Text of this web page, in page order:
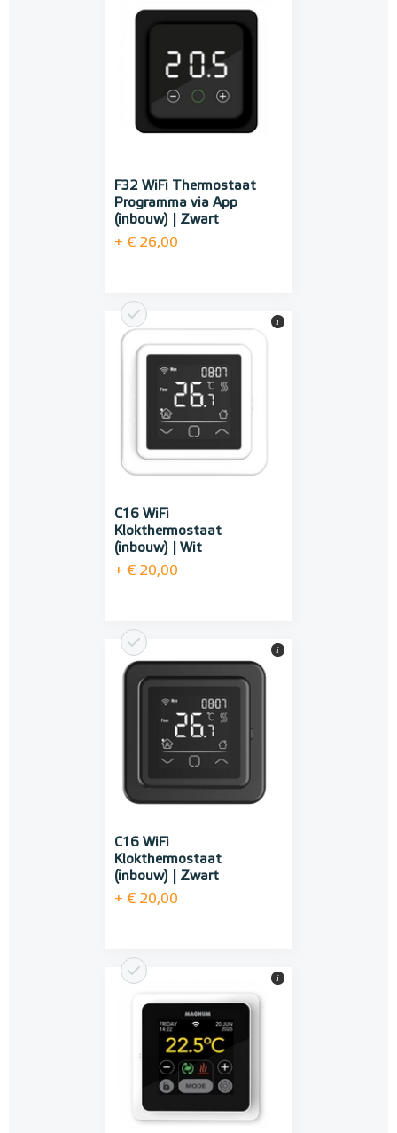
F32 WiFi Thermostaat
Programma via App
(inbouw) | Zwart
+ € 26,00
C16 WiFi
Klokthermostaat
(inbouw) | Wit
+ € 20,00
i
C16 WiFi
Klokthermostaat
(inbouw) | Zwart
+ € 20,00
i
i